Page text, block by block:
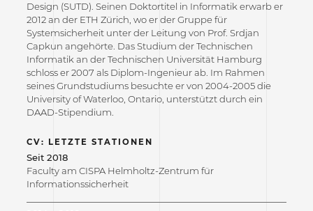
Design (SUTD). Seinen Doktortitel in Informatik erwarb er
2012 an der ETH Zürich, wo er der Gruppe für
Systemsicherheit unter der Leitung von Prof. Srdjan
Capkun angehörte. Das Studium der Technischen
Informatik an der Technischen Universität Hamburg
schloss er 2007 als Diplom-Ingenieur ab. Im Rahmen
seines Grundstudiums besuchte er von 2004-2005 die
University of Waterloo, Ontario, unterstützt durch ein
DAAD-Stipendium.
CV: LETZTE STATIONEN
Seit 2018
Faculty am CISPA Helmholtz-Zentrum für
Informationssicherheit